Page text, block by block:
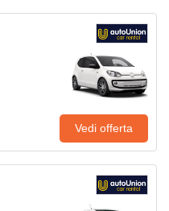
Vedi offerta